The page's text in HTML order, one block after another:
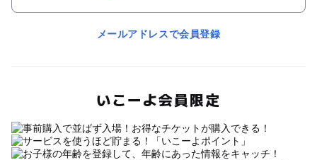
メールアドレスで会員登録
いこーよ会員限定